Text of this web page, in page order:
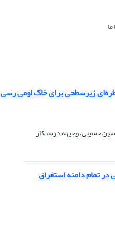
زیرسطحی برای خاک لومی رسی
حسینی، وجیهه درستکار
تمام دامنه استغراق